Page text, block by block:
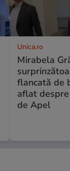
Unica.ro
Mirabela
flancată de
aflat
de Apel